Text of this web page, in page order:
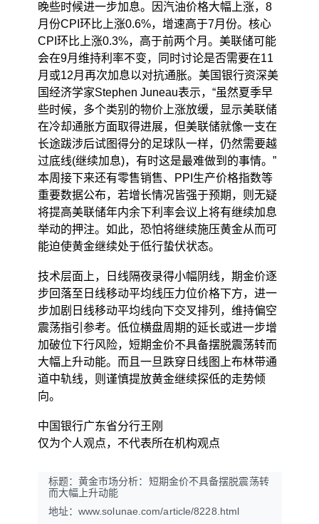
晚些时候进一步加息。因汽油价格大幅上涨，8
月份CPI环比上涨0.6%，增速高于7月份。核心
CPI环比上涨0.3%，高于前两个月。美联储可能
会在9月维持利率不变，同时讨论是否需要在11
月或12月再次加息以对抗通胀。美国银行资深美
国经济学家Stephen Juneau表示，“虽然夏季早
些时候，多个类别的物价上涨放缓，显示美联储
在冷却通胀方面取得进展，但美联储就像一支在
长途跋涉后试图得分的足球队一样，仍然需要越
过底线(继续加息)，有时这是最难做到的事情。”
本周接下来还有零售销售、PPI生产价格指数等
重要数据公布，若增长情况皆强于预期，则无疑
将提高美联储年内余下利率会议上将有继续加息
举动的押注。如此，恐怕将继续施压黄金从而可
能迫使黄金继续处于低行蛰伏状态。
技术层面上，日线隔夜录得小幅阴线，期金价逐
步回落至日线移动平均线压力位价格下方，进一
步加剧日线移动平均线向下交叉排列，维持偏空
震荡指引参考。低位横盘周期的延长或进一步增
加破位下行风险，短期金价不具备摆脱震荡转而
大幅上升动能。而且一旦跌穿日线图上布林带通
道中轨线，则谨慎提放黄金继续探低的走势倾
向。
中国银行广东省分行王刚
仅为个人观点，不代表所在机构观点
标题：黄金市场分析：短期金价不具备摆脱震荡转
而大幅上升动能
地址：www.solunae.com/article/8228.html